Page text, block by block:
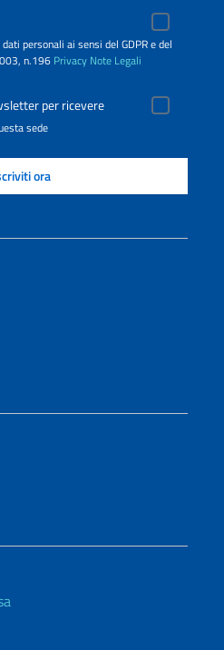
personali ai sensi del GDPR e del
n.196 Privacy Note Legali
per ricevere
sede